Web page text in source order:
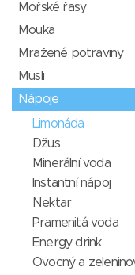
Mořské řasy
Mouka
Mražené potraviny
Müsli
Nápoje
Limonáda
Džus
Minerální voda
Instantní nápoj
Nektar
Pramenitá voda
Energy drink
Ovocný a